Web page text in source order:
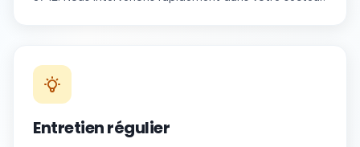
Entretien régulier